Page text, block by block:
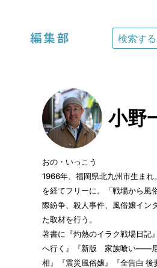
小野
おの・いっこう
1966年、福岡県北九州市生ま
を経てフリーに。「戦場から風
際紛争、殺人事件、風俗嬢イン
た取材を行う。
著書に『灼熱のイラク戦場日記
へ行く』『新版 家族喰い——
相』『震災風俗嬢』『全告白